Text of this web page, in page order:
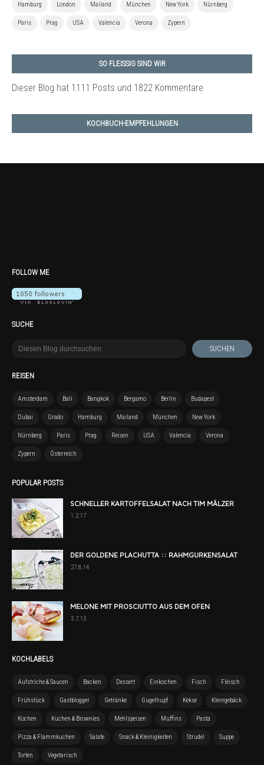
Hamburg London Mailand München New York Nürnberg
Paris Prag USA Valencia Verona Zypern
SO FLEISSIG SIND WIR
Dieser Blog hat 1111 Posts und 1822 Kommentare
KOCHBUCH-EMPFEHLUNGEN
FOLLOW ME
SUCHE
REISEN
Amsterdam Bali Bangkok Bergamo Berlin Budapest
Dubai Grado Hamburg Mailand München New York
Nürnberg Paris Prag Reisen USA Valencia Verona
Zypern Österreich
POPULAR POSTS
SCHNELLER KARTOFFELSALAT NACH TIM MÄLZER
1.2.17
DER GOLDENE PLACHUTTA :: RAHMGURKENSALAT
27.8.14
MELONE MIT PROSCIUTTO AUS DEM OFEN
3.7.13
KOCHLABELS
Aufstriche & Saucen Backen Dessert Einkochen Fisch Fleisch
Frühstück Gastblogger Getränke Gugelhupf Kekse Kleingebäck
Kochen Kuchen & Brownies Mehlspeisen Muffins Pasta
Pizza & Flammkuchen Salate Snack & Kleinigkeiten Strudel Suppe
Torten Vegetarisch